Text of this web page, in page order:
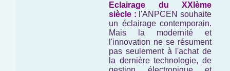
Eclairage du XXIème
siècle : l'ANPCEN souhaite
un éclairage contemporain.
Mais la modernité et
l'innovation ne se résument
pas seulement à l'achat de
la dernière technologie, de